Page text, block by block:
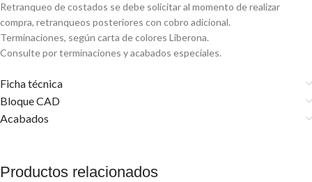
Retranqueo de costados se debe solicitar al momento de realizar
compra, retranqueos posteriores con cobro adicional.
Terminaciones, según carta de colores Liberona.
Consulte por terminaciones y acabados especiales.
Ficha técnica
Bloque CAD
Acabados
Productos relacionados